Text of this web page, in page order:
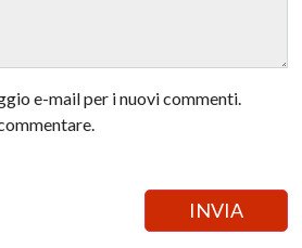
e-mail per i nuovi commenti.